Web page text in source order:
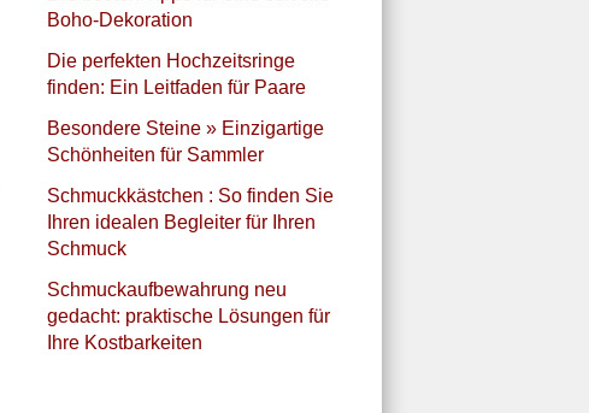
Boho-Dekoration
Die perfekten Hochzeitsringe
finden: Ein Leitfaden für Paare
Besondere Steine » Einzigartige
Schönheiten für Sammler
Schmuckkästchen : So finden Sie
Ihren idealen Begleiter für Ihren
Schmuck
Schmuckaufbewahrung neu
gedacht: praktische Lösungen für
Ihre Kostbarkeiten